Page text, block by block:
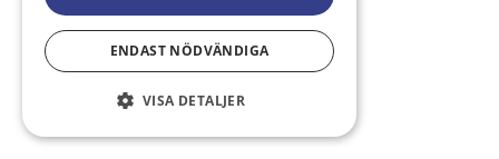
ENDAST NÖDVÄNDIGA
VISA DETALJER